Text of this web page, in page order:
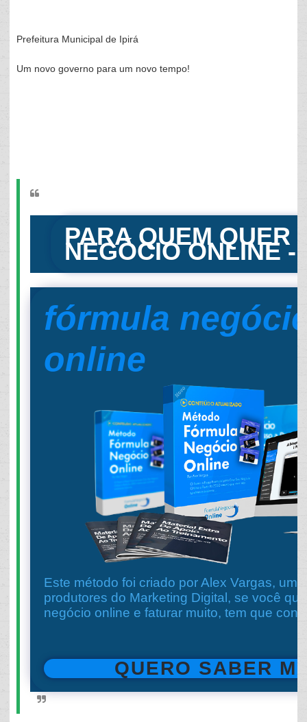
Prefeitura Municipal de Ipirá
Um novo governo para um novo tempo!
PARA QUEM QUER
NEGÓCIO ONLINE -
fórmula
online
Este método foi criado por Alex Vargas, um
produtores do Marketing Digital, se você
negócio online e faturar muito, tem que
QUERO SABER